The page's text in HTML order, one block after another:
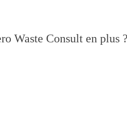
Waste Consult en plus